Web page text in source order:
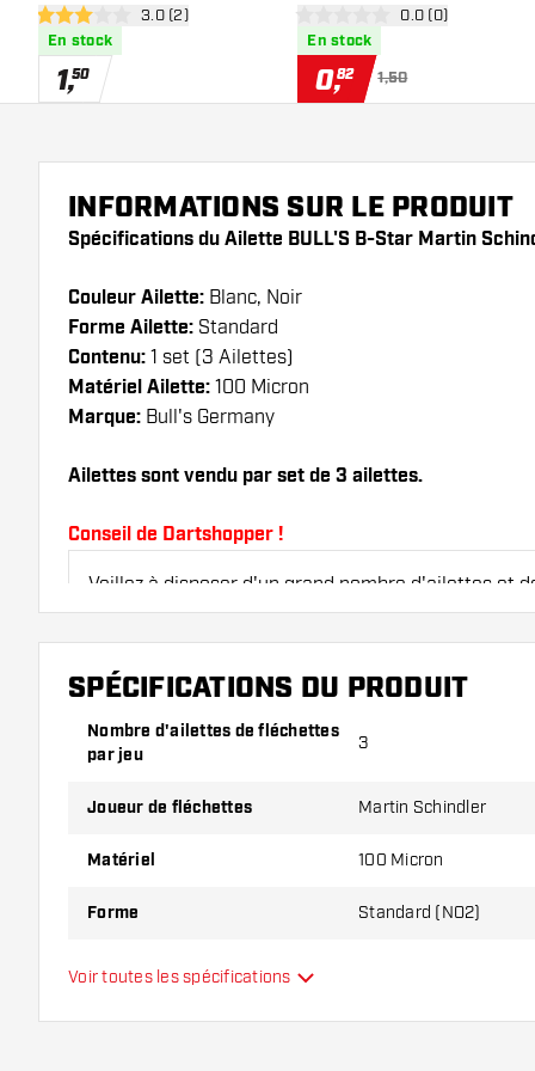
ouvrir le panneau des avis
3 étoiles de notation
3.0 (2)
En stock
1,50
ouvrir le panneau
0 étoiles de notation
0.0 (0)
En stock
0,82 1,50
INFORMATIONS SUR LE PRODUIT
Spécifications du Ailette BULL'S B-Star Martin
Couleur Ailette: Blanc, Noir
Forme Ailette: Standard
Contenu: 1 set (3 Ailettes)
Matériel Ailette: 100 Micron
Marque: Bull's Germany
Ailettes sont vendu par set de 3 ailettes.
Conseil de Dartshopper !
Veillez à disposer d'un grand nombre d'ailettes et
endommagés ou cassés à l'usage.
Essayez une forme, un matériau ou une épaisseur
SPÉCIFICATIONS DU PRODUIT
Nombre d'ailettes de fléchettes
par jeu
3
Joueur de fléchettes Martin Schindler
Matériel 100 Micron
Forme Standard (NO2)
Flexibilité
Voir toutes les spécifications